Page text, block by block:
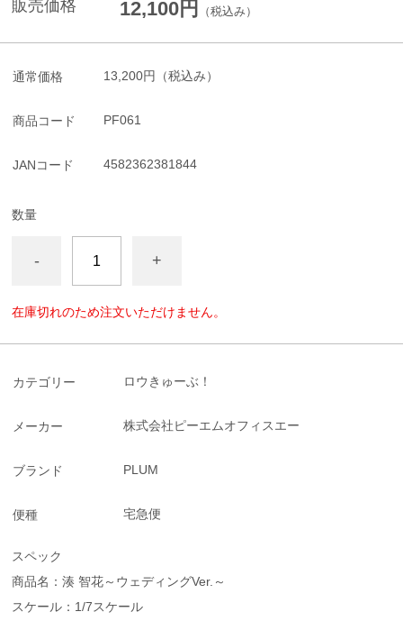
販売価格 12,100円 （税込み）
通常価格 13,200円 （税込み）
商品コード PF061
JANコード 4582362381844
数量
- +
在庫切れのため注文いただけません。
カテゴリー ロウきゅーぶ！
メーカー 株式会社ピーエムオフィスエー
ブランド PLUM
便種 宅急便
スペック
商品名：湊 智花～ウェディングVer.～
スケール：1/7スケール